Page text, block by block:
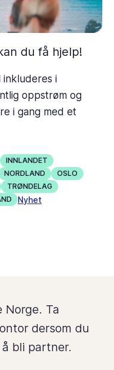
du få hjelp!
inkluderes i
oppstrøm og
i gang med et
INNLANDET
NORDLAND
OSLO
TRØNDELAG
Nyhet
Norge. Ta
dersom du
bli partner.